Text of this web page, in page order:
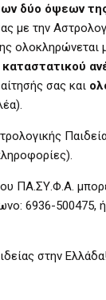
δύο όψεων
με την
ολοκληρώνεται
σας και
ΠΑ.ΣΥ.Φ.Α.
6936-500475,
στην Ελλάδα!